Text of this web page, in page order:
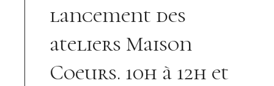
lancement des
ateliers Maison
Coeurs. 10h à 12h et